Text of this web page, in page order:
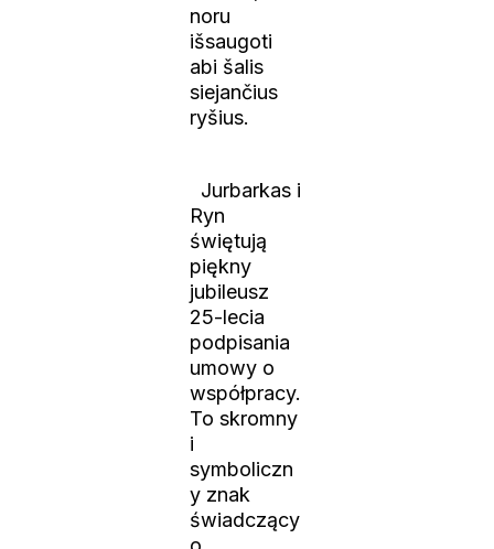
noru
išsaugoti
abi šalis
siejančius
ryšius.
Jurbarkas i
Ryn
świętują
piękny
jubileusz
25-lecia
podpisania
umowy o
współpracy.
To skromny
i
symboliczn
y znak
świadczący